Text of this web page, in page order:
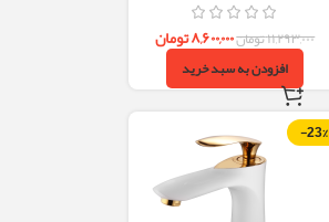
۱۱,۲۹۳,۰۰۰تومان۸,۶۰۰,۰۰۰تومان
افزودن به سبد خرید
-23%